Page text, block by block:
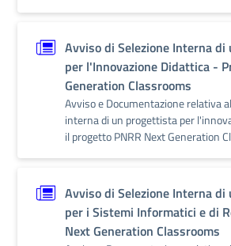
Avviso di Selezione Interna
per l'Innovazione Didattica -
Generation Classrooms
Avviso e Documentazione relativa
interna di un progettista per
il progetto PNRR Next Generation
Avviso di Selezione Interna
per i Sistemi Informatici e di
Next Generation Classrooms